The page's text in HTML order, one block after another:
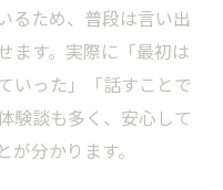
るため、普段は言い出
ます。実際に「最初は
いった」「話すことで
験談も多く、安心して
分かります。